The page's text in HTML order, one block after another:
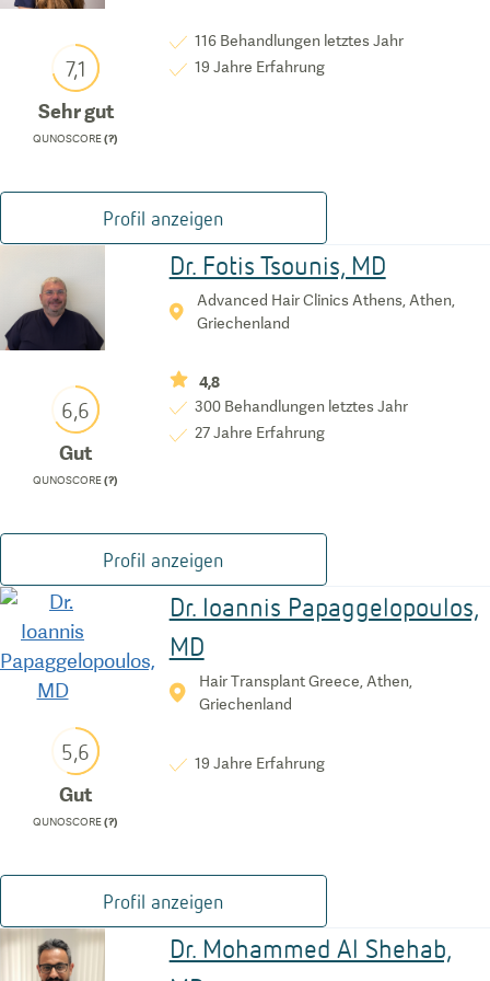
7,1
Sehr gut
QUNOSCORE(?)
116 Behandlungen letztes Jahr
19 Jahre Erfahrung
Profil anzeigen
6,6
Gut
QUNOSCORE(?)
Dr. Fotis Tsounis, MD
Advanced Hair Clinics Athens, Athen,
Griechenland
4,8
300 Behandlungen letztes Jahr
27 Jahre Erfahrung
Profil anzeigen
5,6
Gut
QUNOSCORE(?)
Dr. Ioannis Papaggelopoulos,
MD
Hair Transplant Greece, Athen,
Griechenland
19 Jahre Erfahrung
Profil anzeigen
Dr. Mohammed Al Shehab,